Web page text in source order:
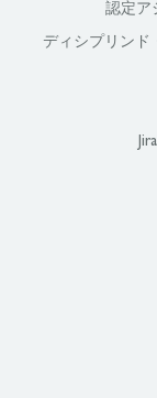
認定ア
ディシプリンド